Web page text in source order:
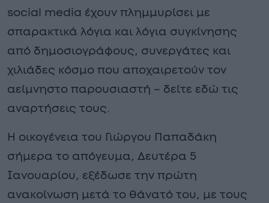
social media έχουν πλημμυρίσει με
σπαρακτικά λόγια και λόγια συγκίνησης
από δημοσιογράφους, συνεργάτες και
χιλιάδες κόσμο που αποχαιρετούν τον
αείμνηστο παρουσιαστή – δείτε εδώ τις
αναρτήσεις τους.
Η οικογένεια του Γιώργου Παπαδάκη
σήμερα το απόγευμα, Δευτέρα 5
Ιανουαρίου, εξέδωσε την πρώτη
ανακοίνωση μετά το θάνατό του, με τους